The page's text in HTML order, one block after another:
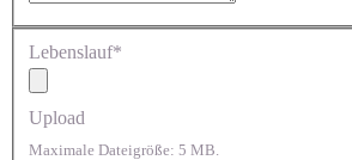
Lebenslauf*
Upload
Maximale Dateigröße: 5 MB.